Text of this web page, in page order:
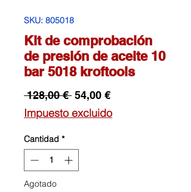
SKU: 805018
Kit de comprobación
de presión de aceite 10
bar 5018 kroftools
128,00 € Precio
54,00 €Precio
de
oferta
Impuesto excluido
Cantidad *
Agotado